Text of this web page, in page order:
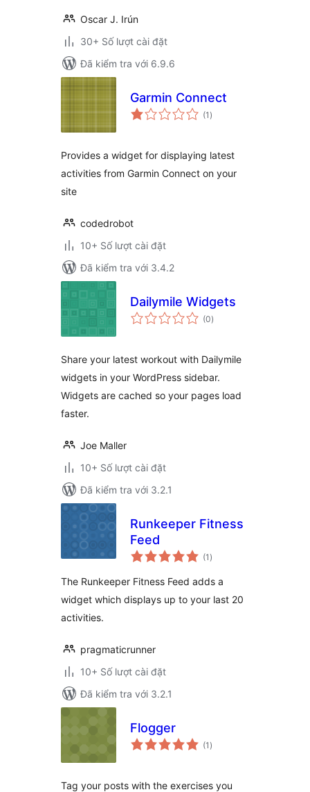
Oscar J. Irún
30+ Số lượt cài đặt
Đã kiểm tra với 6.9.6
Garmin Connect
(1 tổng
đánh
)
Provides a widget for displaying latest
activities from Garmin Connect on your
site
codedrobot
10+ Số lượt cài đặt
Đã kiểm tra với 3.4.2
Dailymile Widgets
(0tổng
đánh
)
Share your latest workout with Dailymile
widgets in your WordPress sidebar.
Widgets are cached so your pages load
faster.
Joe Maller
10+ Số lượt cài đặt
Đã kiểm tra với 3.2.1
Runkeeper Fitness
Feed
(1 tổng
đánh
)
The Runkeeper Fitness Feed adds a
widget which displays up to your last 20
activities.
pragmaticrunner
10+ Số lượt cài đặt
Đã kiểm tra với 3.2.1
Flogger
(1 tổng
đánh
)
Tag your posts with the exercises you